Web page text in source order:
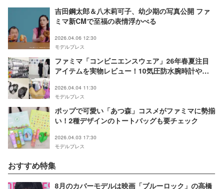
吉田鋼太郎＆八木莉可子、幼少期の写真公開 ファ
ミマ新CMで至福の表情浮かべる
2026.04.06 12:30
モデルプレス
ファミマ「コンビニエンスウェア」26年春夏注目
アイテムを実物レビュー！10気圧防水腕時計や晴
2026.04.04 11:30
モデルプレス
ポップで可愛い「あつ森」コスメがファミマに勢揃
い！2種デザインのトートバッグも要チェック
2026.04.03 17:30
モデルプレス
おすすめ特集
8月のカバーモデルは映画「ブルーロック」の高橋